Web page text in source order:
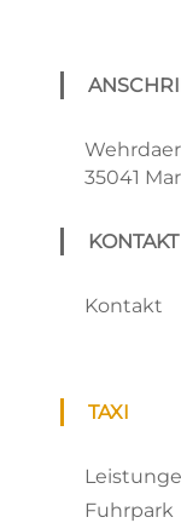
Wehrdaer
35041
KONTAKT
Kontakt
TAXI
Fuhrpark